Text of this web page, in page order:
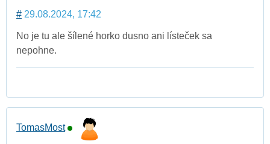
# 29.08.2024, 17:42
No je tu ale šílené horko dusno ani lísteček sa
nepohne.
TomasMost